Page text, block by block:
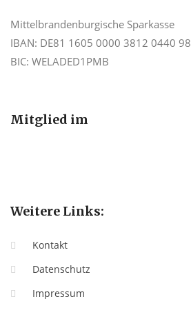
Mittelbrandenburgische Sparkasse
IBAN: DE81 1605 0000 3812 0440 98
BIC: WELADED1PMB
Mitglied im
Weitere Links:
Kontakt
Datenschutz
Impressum